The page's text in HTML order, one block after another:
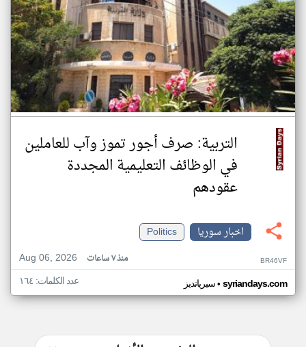
التربية: صرف أجور تموز وآب للعاملين
في الوظائف ‏التعليمية المجددة
عقودهم ‏
اخبار سوريا
Politics
Aug 06, 2026
منذ ٧ ساعات BR46VF
سيريانديز• syriandays.com عدد الكلمات: ١٦٤